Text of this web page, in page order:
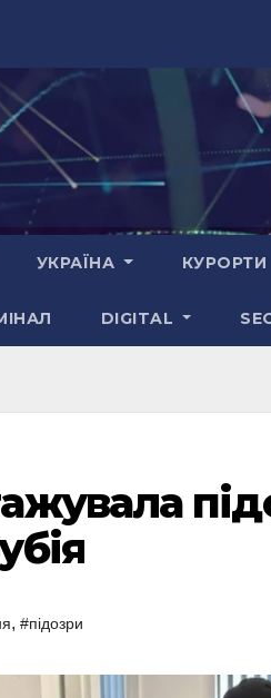
УКРАЇНА КУРОРТИ
DIGITAL
, #підозри